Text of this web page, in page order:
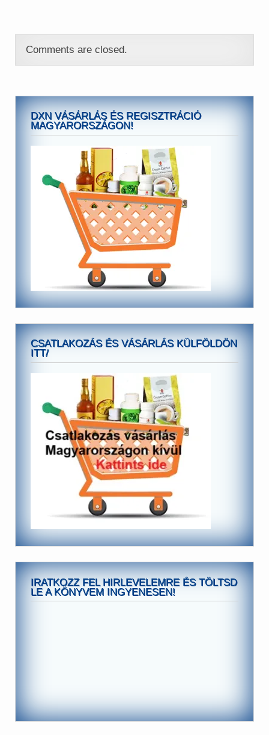
Comments are closed.
DXN VÁSÁRLÁS ÉS REGISZTRÁCIÓ
MAGYARORSZÁGON!
CSATLAKOZÁS ÉS VÁSÁRLÁS KÜLFÖLDÖN
ITT/
IRATKOZZ FEL HIRLEVELEMRE ÉS TÖLTSD
LE A KÖNYVEM INGYENESEN!